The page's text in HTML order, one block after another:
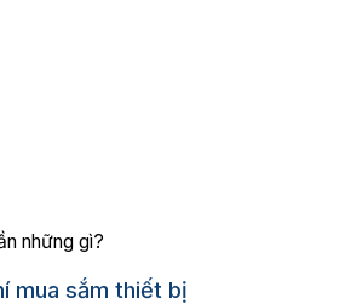
những gì?
mua sắm thiết bị